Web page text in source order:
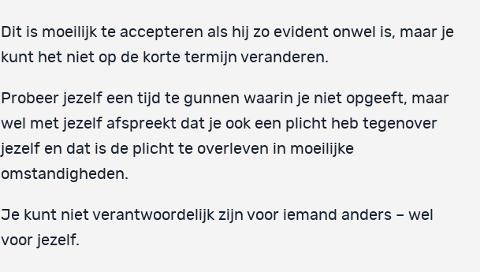
Dit is moeilijk te accepteren als hij zo evident onwel is, maar je
kunt het niet op de korte termijn veranderen.
Probeer jezelf een tijd te gunnen waarin je niet opgeeft, maar
wel met jezelf afspreekt dat je ook een plicht heb tegenover
jezelf en dat is de plicht te overleven in moeilijke
omstandigheden.
Je kunt niet verantwoordelijk zijn voor iemand anders – wel
voor jezelf.